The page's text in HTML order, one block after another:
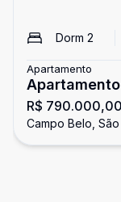
Dorm 2
Apartamento
Campo
2 banheiros
R$ 790.000,00
Campo Belo,